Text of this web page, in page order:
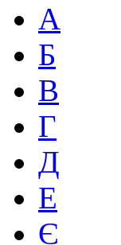
А
Б
В
Г
Д
Е
Є